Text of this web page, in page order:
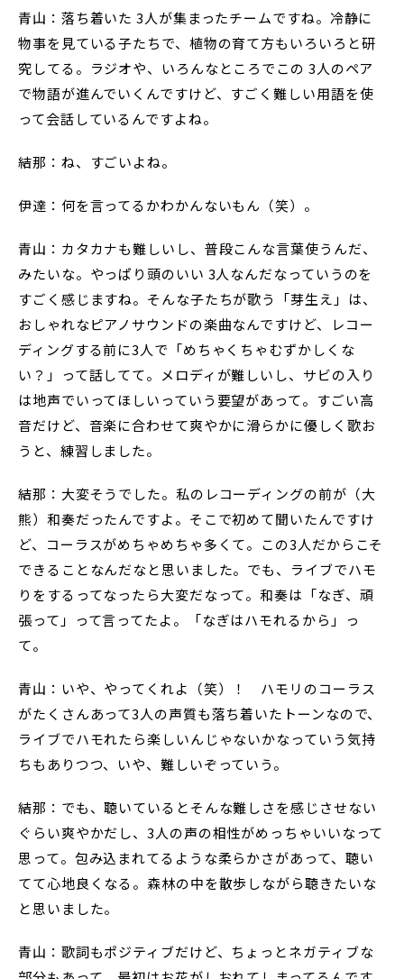
青山：落ち着いた 3人が集まったチームですね。冷静に
物事を見ている子たちで、植物の育て方もいろいろと研
究してる。ラジオや、いろんなところでこの 3人のペア
で物語が進んでいくんですけど、すごく難しい用語を使
って会話しているんですよね。
結那：ね、すごいよね。
伊達：何を言ってるかわかんないもん（笑）。
青山：カタカナも難しいし、普段こんな言葉使うんだ、
みたいな。やっぱり頭のいい 3人なんだなっていうのを
すごく感じますね。そんな子たちが歌う「芽生え」は、
おしゃれなピアノサウンドの楽曲なんですけど、レコー
ディングする前に3人で「めちゃくちゃむずかしくな
い？」って話してて。メロディが難しいし、サビの入り
は地声でいってほしいっていう要望があって。すごい高
音だけど、音楽に合わせて爽やかに滑らかに優しく歌お
うと、練習しました。
結那：大変そうでした。私のレコーディングの前が（大
熊）和奏だったんですよ。そこで初めて聞いたんですけ
ど、コーラスがめちゃめちゃ多くて。この3人だからこそ
できることなんだなと思いました。でも、ライブでハモ
りをするってなったら大変だなって。和奏は「なぎ、頑
張って」って言ってたよ。「なぎはハモれるから」っ
て。
青山：いや、やってくれよ（笑）！ ハモリのコーラス
がたくさんあって3人の声質も落ち着いたトーンなので、
ライブでハモれたら楽しいんじゃないかなっていう気持
ちもありつつ、いや、難しいぞっていう。
結那：でも、聴いているとそんな難しさを感じさせない
ぐらい爽やかだし、3人の声の相性がめっちゃいいなって
思って。包み込まれてるような柔らかさがあって、聴い
てて心地良くなる。森林の中を散歩しながら聴きたいな
と思いました。
青山：歌詞もポジティブだけど、ちょっとネガティブな